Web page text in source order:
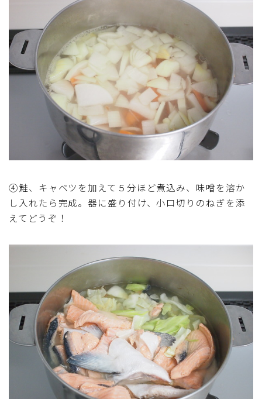
④鮭、キャベツを加えて５分ほど煮込み、味噌を溶か
し入れたら完成。器に盛り付け、小口切りのねぎを添
えてどうぞ！